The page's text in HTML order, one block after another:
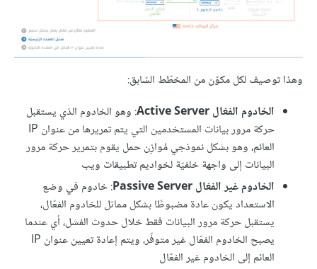
وهذا توصيف لكل مكوّن من المخطّط السّابق:
الخادوم الفعّال Active Server
: وهو الخادوم الذي يستقبل
حركة مرور بيانات المستخدمين التي يتم تمريرها من عنوان IP
العائم، وهو بشكل نموذجي مُوازِن حمل يقوم بتمرير حركة مرور
البيانات إلى واجهة خلفيّة لخواديم تطبيقات ويب
الخادوم غير الفعّال Passive Server
: خادوم في وضع
الاستعداد يكون عادة مضبوطًا بشكل مماثل للخادوم الفعّال،
يستقبل حركة مرور البيانات فقط خلال حدوث الفشل، أي عندما
يصبح الخادوم الفعّال غير متوفّر، ويتم إعادة تعيين عنوان IP
العائم إلى الخادوم غير الفعّال